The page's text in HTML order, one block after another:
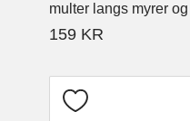
multer langs myrer og
159 KR